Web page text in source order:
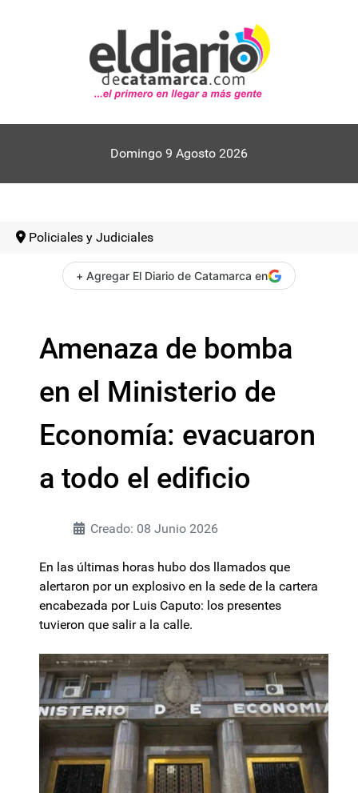
Domingo 9 Agosto 2026
Policiales y Judiciales
+ Agregar El Diario de Catamarca en
Amenaza de bomba
en el Ministerio de
Economía: evacuaron
a todo el edificio
Creado: 08 Junio 2026
En las últimas horas hubo dos llamados que
alertaron por un explosivo en la sede de la cartera
encabezada por Luis Caputo: los presentes
tuvieron que salir a la calle.